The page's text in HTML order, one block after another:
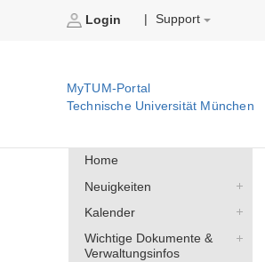
Login Support
MyTUM-Portal
Technische Universität München
Home
Neuigkeiten
Kalender
Wichtige Dokumente &
Verwaltungsinfos